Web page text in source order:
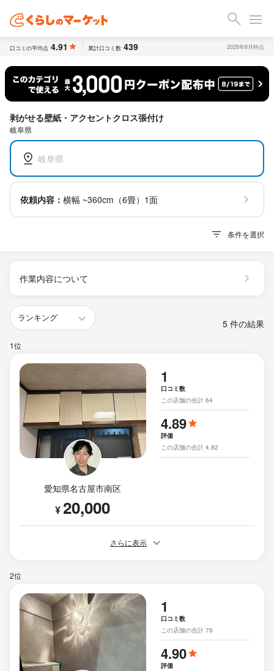
口コミの平均点 4.91 累計口コミ数 439 2026年8月時点
剥がせる壁紙・アクセントクロス張付け
岐阜県
岐阜県
依頼内容： 横幅 ~360cm（6畳）1面
条件を選択
作業内容について
5 件の結果
1位
愛知県名古屋市南区
¥20,000
1
口コミ数
この店舗の合計 64
4.89
評価
この店舗の合計 4.82
さらに表示
2位
1
口コミ数
この店舗の合計 79
4.90
評価